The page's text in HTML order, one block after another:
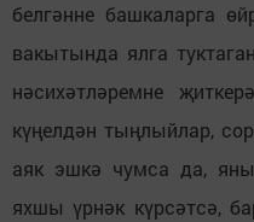
белгәнне башкаларга
вакытында ялга
нәсихәтләремне
күңелдән тыңлыйлар,
аяк эшкә чумса да,
яхшы үрнәк күрсәтсә,